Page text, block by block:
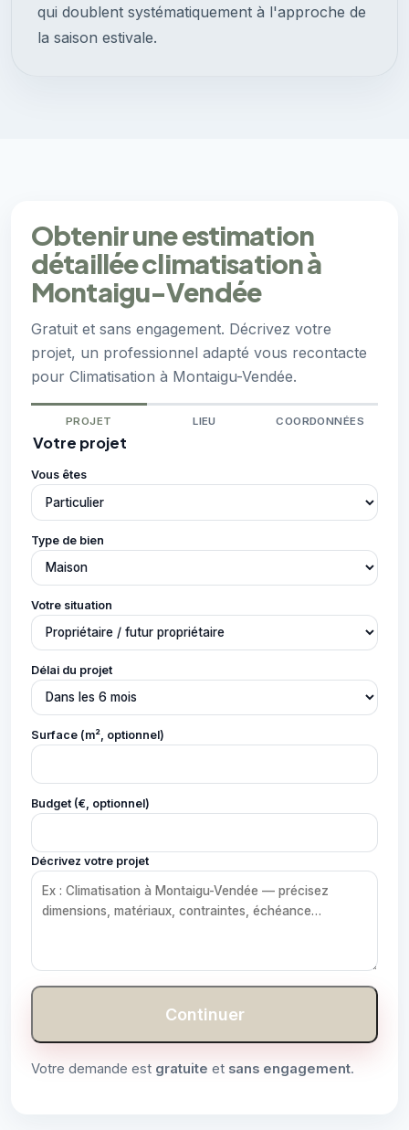
qui doublent systématiquement à l'approche de
la saison estivale.
Obtenir une estimation
détaillée climatisation à
Montaigu-Vendée
Gratuit et sans engagement. Décrivez votre
projet, un professionnel adapté vous recontacte
pour Climatisation à Montaigu-Vendée.
PROJET LIEU COORDONNÉES
Votre projet
Vous êtes
Type de bien
Votre situation
Délai du projet
Surface (m², optionnel)
Budget (€, optionnel)
Décrivez votre projet
Continuer
Votre demande est gratuite et sans engagement.